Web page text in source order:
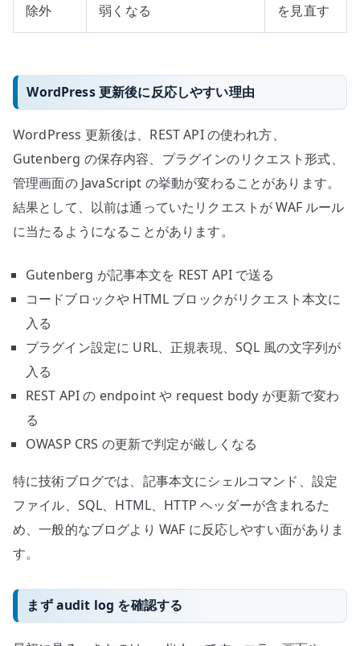
除外
弱くなる
を見直す
WordPress 更新後に反応しやすい理由
WordPress 更新後は、REST API の使われ方、
Gutenberg の保存内容、プラグインのリクエスト形式、
管理画面の JavaScript の挙動が変わることがあります。
結果として、以前は通っていたリクエストが WAF ルール
に当たるようになることがあります。
Gutenberg が記事本文を REST API で送る
コードブロックや HTML ブロックがリクエスト本文に
入る
プラグイン設定に URL、正規表現、SQL 風の文字列が
入る
REST API の endpoint や request body が更新で変わ
る
OWASP CRS の更新で判定が厳しくなる
特に技術ブログでは、記事本文にシェルコマンド、設定
ファイル、SQL、HTML、HTTP ヘッダーが含まれるた
め、一般的なブログより WAF に反応しやすい面がありま
す。
まず audit log を確認する